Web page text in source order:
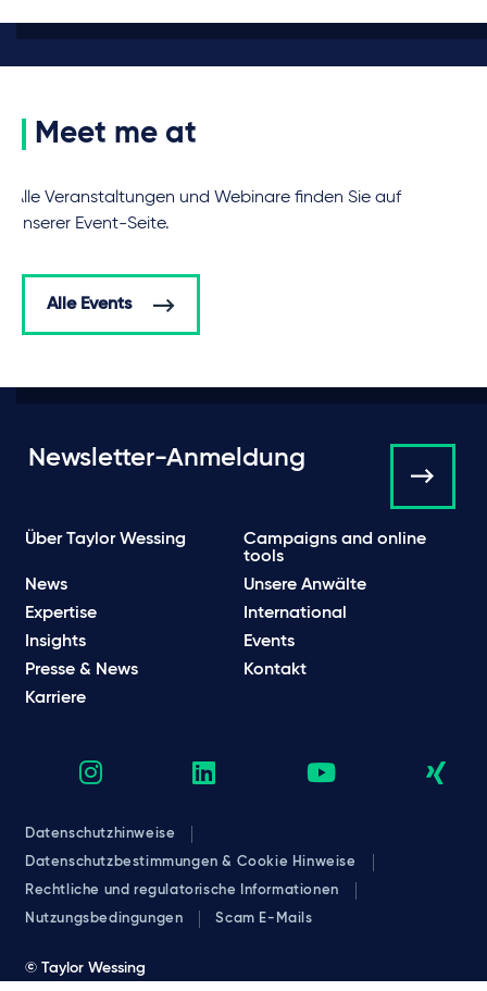
Meet me at
Alle Veranstaltungen und Webinare finden Sie auf
unserer Event-Seite.
Alle Events
Newsletter-Anmeldung
Über Taylor Wessing
Campaigns and online
tools
News
Unsere Anwälte
Expertise
International
Insights
Events
Presse & News
Kontakt
Karriere
Datenschutzhinweise
Datenschutzbestimmungen & Cookie Hinweise
Rechtliche und regulatorische Informationen
Nutzungsbedingungen
Scam E-Mails
© Taylor Wessing